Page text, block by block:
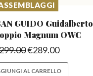
GUIDO Guidalberto
Magnum OWC
€289.00
AL CARRELLO